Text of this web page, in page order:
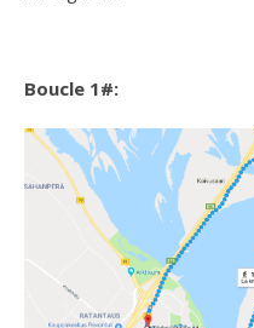
Boucle 1#: